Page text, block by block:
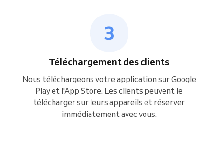
Téléchargement des clients
Nous téléchargeons votre application sur Google
Play et l'App Store. Les clients peuvent le
télécharger sur leurs appareils et réserver
immédiatement avec vous.